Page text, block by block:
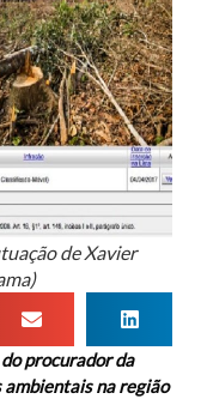
de Xavier
procurador da
na região